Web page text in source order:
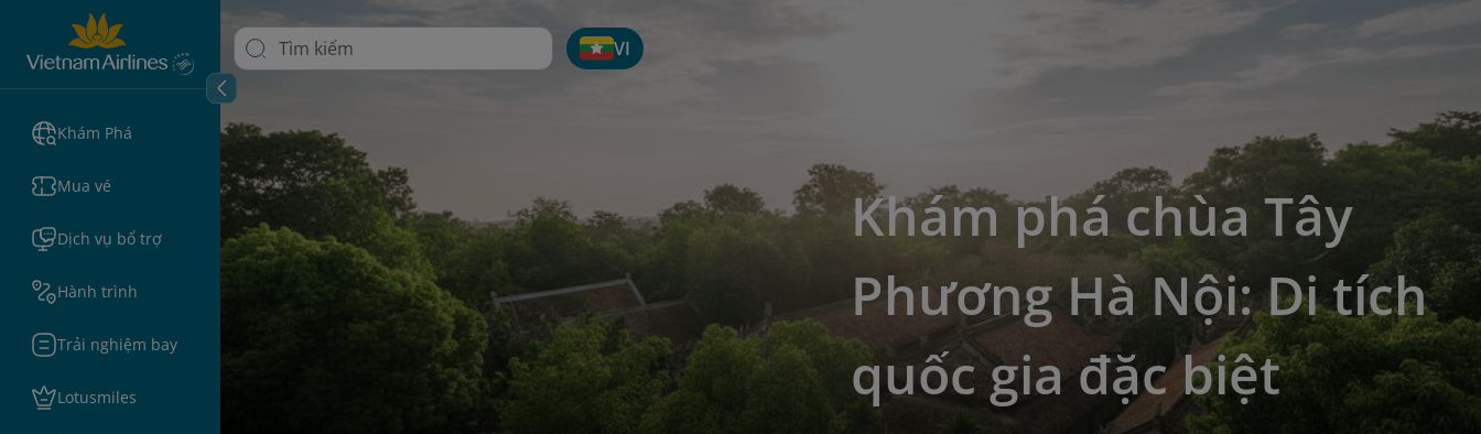
Khám Phá
Mua vé
Dịch vụ bổ trợ
Hành trình
Trải nghiệm bay
Lotusmiles
VI
Khám phá chùa Tây
Phương Hà Nội: Di tích
quốc gia đặc biệt